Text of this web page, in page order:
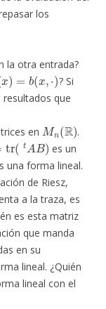
los
la otra entrada?
( x) =b(x,⋅)
? Si
que
en
Mn (R)
.
(tAB)
es un
una forma lineal.
de Riesz,
a la traza, es
es esta matriz
que manda
en su
lineal. ¿Quién
lineal con el